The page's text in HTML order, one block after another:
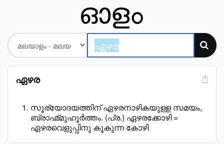
ഏഴര
സൂര്യോദയത്തിന് ഏഴരനാഴികയുള്ള സമയം,
ബ്രാഹ്മ്മുഹൂർത്തം. (പ്ര.) ഏഴരക്കോഴി =
ഏഴരവെളുപ്പിനു കൂകുന്ന കോഴി